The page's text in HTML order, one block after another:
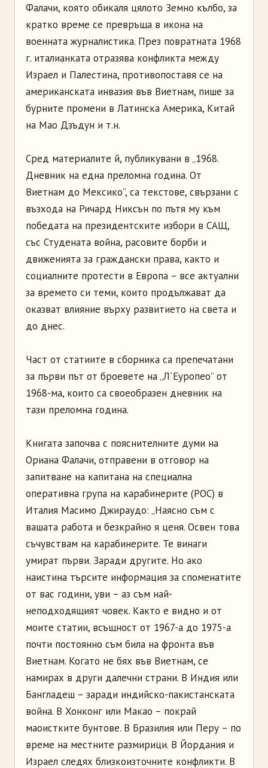
Фалачи, която обикаля цялото Земно кълбо, за
кратко време се превръща в икона на
военната журналистика. През повратната 1968
г. италианката отразява конфликта между
Израел и Палестина, противопоставя се на
американската инвазия във Виетнам, пише за
бурните промени в Латинска Америка, Китай
на Мао Дзъдун и т.н.
Сред материалите й, публикувани в „1968.
Дневник на една преломна година. От
Виетнам до Мексико”, са текстове, свързани с
възхода на Ричард Никсън по пътя му към
победата на президентските избори в САЩ,
със Студената война, расовите борби и
движенията за граждански права, както и
социалните протести в Европа – все актуални
за времето си теми, които продължават да
оказват влияние върху развитието на света и
до днес.
Част от статиите в сборника са препечатани
за първи път от броевете на „Л`Еуропео” от
1968-ма, които са своеобразен дневник на
тази преломна година.
Книгата започва с пояснителните думи на
Ориана Фалачи, отправени в отговор на
запитване на капитана на специална
оперативна група на карабинерите (РОС) в
Италия Масимо Джираудо: „Наясно съм с
вашата работа и безкрайно я ценя. Освен това
съчувствам на карабинерите. Те винаги
умират първи. Заради другите. Но ако
наистина търсите информация за споменатите
от вас години, уви – аз съм най-
неподходящият човек. Както е видно и от
моите статии, всъщност от 1967-а до 1975-а
почти постоянно съм била на фронта във
Виетнам. Когато не бях във Виетнам, се
намирах в други далечни страни. В Индия или
Бангладеш – заради индийско-пакистанската
война. В Хонконг или Макао – покрай
маоистките бунтове. В Бразилия или Перу – по
време на местните размирици. В Йордания и
Израел следях близкоизточните конфликти. В